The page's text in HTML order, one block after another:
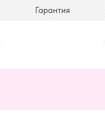
Гарантия